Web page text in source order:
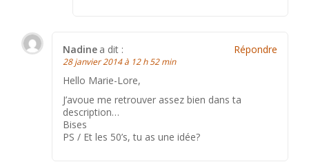
Nadine a dit :
28 janvier 2014 à 12 h 52 min
Hello Marie-Lore,
J’avoue me retrouver assez bien dans ta
description…
Bises
PS / Et les 50’s, tu as une idée?
Répondre